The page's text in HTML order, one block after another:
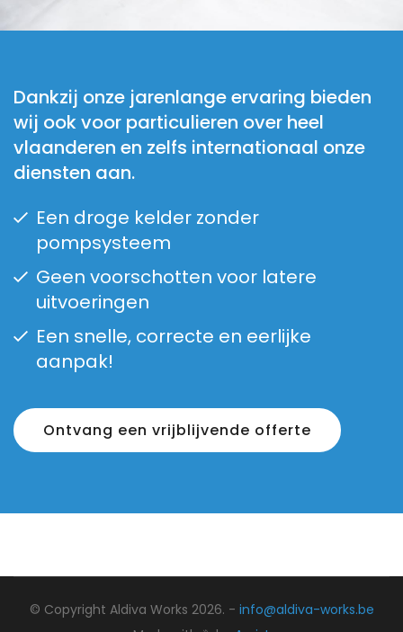
Dankzij onze jarenlange ervaring bieden
wij ook voor particulieren over heel
vlaanderen en zelfs internationaal onze
diensten aan.
Een droge kelder zonder
pompsysteem
Geen voorschotten voor latere
uitvoeringen
Een snelle, correcte en eerlijke
aanpak!
Ontvang een vrijblijvende offerte
© Copyright Aldiva Works 2026. - info@aldiva-works.be